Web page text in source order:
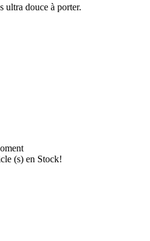
ultra douce à porter.
(s) en Stock!